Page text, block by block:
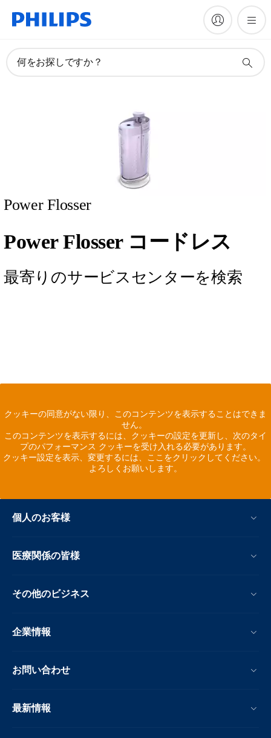
何をお探しですか？
Power Flosser
Power Flosser コードレス
最寄りのサービスセンターを検索
クッキーの同意がない限り、このコンテンツを表示することはできま
せん。
このコンテンツを表示するには、クッキーの設定を更新し、次のタイ
プのパフォーマンス クッキーを受け入れる必要があります。
クッキー設定を表示、変更するには、ここをクリックしてください。
よろしくお願いします。
個人のお客様
医療関係の皆様
その他のビジネス
企業情報
お問い合わせ
最新情報